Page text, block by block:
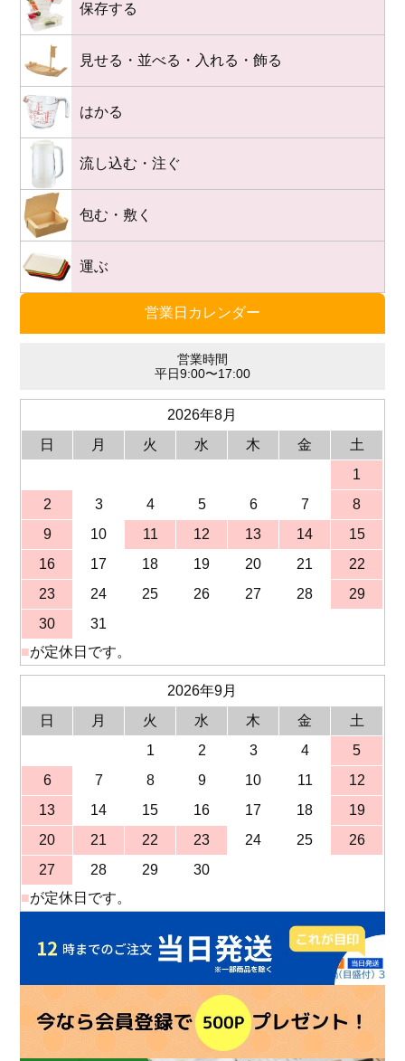
営業日カレンダー
営業時間
平日9:00〜17:00
2026年8月
日
月 火 水 木 金
土
1
2
3 4 5 6 7
8
9
10 11 12 13 14
15
16
17 18 19 20 21
22
23
24 25 26 27 28
29
30
31
■が定休日です。
2026年9月
日
月 火 水 木 金
土
1
2 3 4
5
6
7 8 9 10 11
12
13
14 15 16 17 18
19
20
21 22 23 24 25
26
27
28 29
30
■が定休日です。
保存する
見せる・並べる・入れる・飾る
はかる
流し込む・注ぐ
包む・敷く
運ぶ